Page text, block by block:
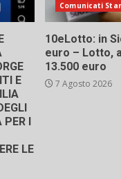
E
PER I
LE
Comunicati
10eLotto: in
euro – Lotto,
13.500 euro
7 Agosto 2026